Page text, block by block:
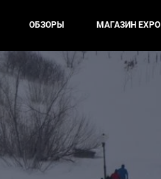
ОБЗОРЫ МАГАЗИН EXPO